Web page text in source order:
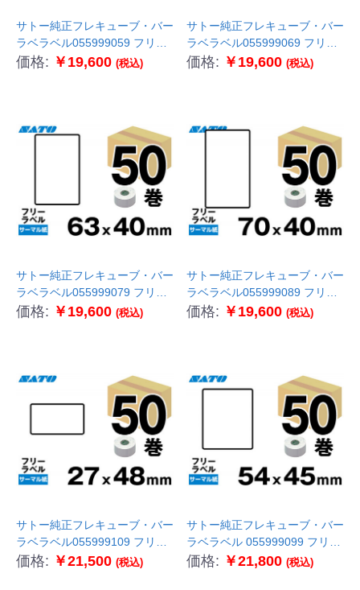
サトー純正フレキューブ・バー
ラベラベル055999059 フリー
ラベル50巻 サーマル紙
価格: ￥19,600 (税込)
サトー純正フレキューブ・バー
ラベラベル055999069 フリー
ラベル50巻 サーマル紙
価格: ￥19,600 (税込)
サトー純正フレキューブ・バー
ラベラベル055999079 フリー
ラベル50巻 サーマル紙
価格: ￥19,600 (税込)
サトー純正フレキューブ・バー
ラベラベル055999089 フリー
ラベル50巻 サーマル紙
価格: ￥19,600 (税込)
サトー純正フレキューブ・バー
ラベラベル055999109 フリー
ラベル50巻 サーマル紙
価格: ￥21,500 (税込)
サトー純正フレキューブ・バー
ラベラベル 055999099 フリー
ラベル50巻 サーマル紙
価格: ￥21,800 (税込)